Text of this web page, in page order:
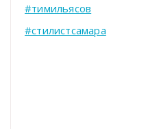
#тимильясов
#стилистсамара